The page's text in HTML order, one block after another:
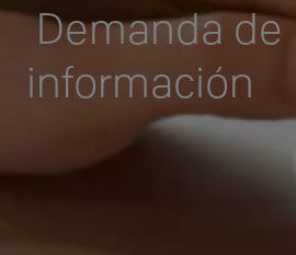
Demanda de
información